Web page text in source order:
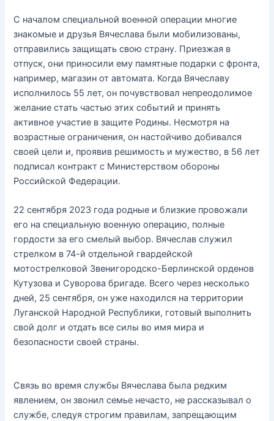
С началом специальной военной операции многие
знакомые и друзья Вячеслава были мобилизованы,
отправились защищать свою страну. Приезжая в
отпуск, они приносили ему памятные подарки с фронта,
например, магазин от автомата. Когда Вячеславу
исполнилось 55 лет, он почувствовал непреодолимое
желание стать частью этих событий и принять
активное участие в защите Родины. Несмотря на
возрастные ограничения, он настойчиво добивался
своей цели и, проявив решимость и мужество, в 56 лет
подписал контракт с Министерством обороны
Российской Федерации.
22 сентября 2023 года родные и близкие провожали
его на специальную военную операцию, полные
гордости за его смелый выбор. Вячеслав служил
стрелком в 74-й отдельной гвардейской
мотострелковой Звенигородско-Берлинской орденов
Кутузова и Суворова бригаде. Всего через несколько
дней, 25 сентября, он уже находился на территории
Луганской Народной Республики, готовый выполнить
свой долг и отдать все силы во имя мира и
безопасности своей страны.
Связь во время службы Вячеслава была редким
явлением, он звонил семье нечасто, не рассказывал о
службе, следуя строгим правилам, запрещающим